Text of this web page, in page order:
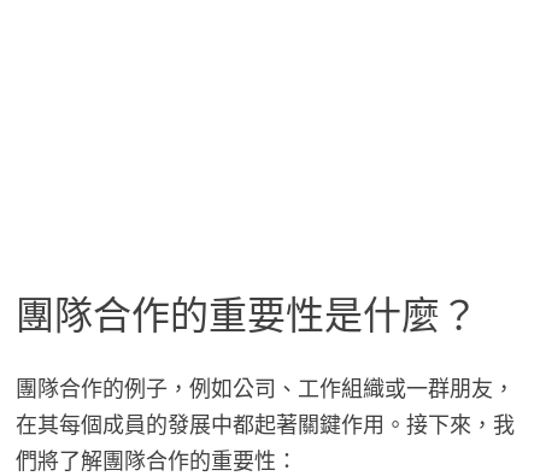
團隊合作的重要性是什麼？
團隊合作的例子，例如公司、工作組織或一群朋友，
在其每個成員的發展中都起著關鍵作用。接下來，我
們將了解團隊合作的重要性：